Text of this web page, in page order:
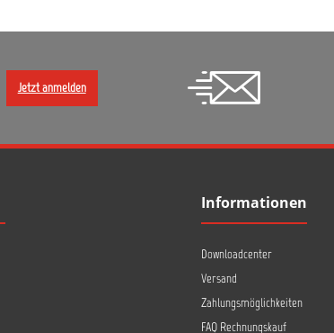
Jetzt anmelden
Informationen
Downloadcenter
Versand
Zahlungsmöglichkeiten
FAQ Rechnungskauf